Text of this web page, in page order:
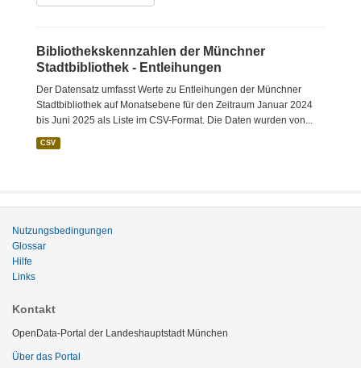
Bibliothekskennzahlen der Münchner
Stadtbibliothek - Entleihungen
Der Datensatz umfasst Werte zu Entleihungen der Münchner
Stadtbibliothek auf Monatsebene für den Zeitraum Januar 2024
bis Juni 2025 als Liste im CSV-Format. Die Daten wurden von...
CSV
Nutzungsbedingungen
Glossar
Hilfe
Links
Kontakt
OpenData-Portal der Landeshauptstadt München
Über das Portal